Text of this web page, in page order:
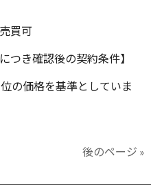
買可
つき確認後の契約条件】
の価格を基準としていま
後のページ »